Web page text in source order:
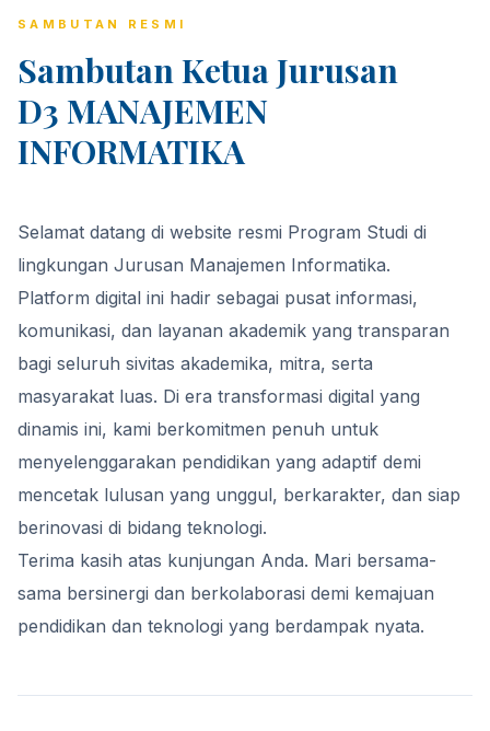
SAMBUTAN RESMI
Sambutan Ketua Jurusan
D3 MANAJEMEN
INFORMATIKA
Selamat datang di website resmi Program Studi di
lingkungan Jurusan Manajemen Informatika.
Platform digital ini hadir sebagai pusat informasi,
komunikasi, dan layanan akademik yang transparan
bagi seluruh sivitas akademika, mitra, serta
masyarakat luas. Di era transformasi digital yang
dinamis ini, kami berkomitmen penuh untuk
menyelenggarakan pendidikan yang adaptif demi
mencetak lulusan yang unggul, berkarakter, dan siap
berinovasi di bidang teknologi.
Terima kasih atas kunjungan Anda. Mari bersama-
sama bersinergi dan berkolaborasi demi kemajuan
pendidikan dan teknologi yang berdampak nyata.